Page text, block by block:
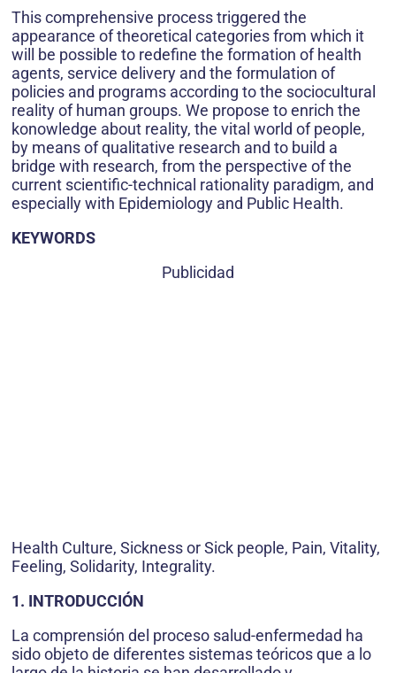
This comprehensive process triggered the
appearance of theoretical categories from which it
will be possible to redefine the formation of health
agents, service delivery and the formulation of
policies and programs according to the sociocultural
reality of human groups. We propose to enrich the
konowledge about reality, the vital world of people,
by means of qualitative research and to build a
bridge with research, from the perspective of the
current scientific-technical rationality paradigm, and
especially with Epidemiology and Public Health.
KEYWORDS
Publicidad
Health Culture, Sickness or Sick people, Pain, Vitality,
Feeling, Solidarity, Integrality.
1. INTRODUCCIÓN
La comprensión del proceso salud-enfermedad ha
sido objeto de diferentes sistemas teóricos que a lo